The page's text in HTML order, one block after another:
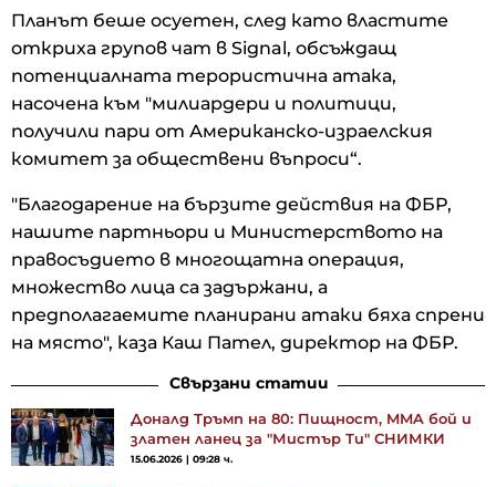
Планът беше осуетен, след като властите
откриха групов чат в Signal, обсъждащ
потенциалната терористична атака,
насочена към "милиардери и политици,
получили пари от Американско-израелския
комитет за обществени въпроси“.
"Благодарение на бързите действия на ФБР,
нашите партньори и Министерството на
правосъдието в многощатна операция,
множество лица са задържани, а
предполагаемите планирани атаки бяха спрени
на място", каза Каш Пател, директор на ФБР.
Свързани статии
Доналд Тръмп на 80: Пищност, MMA бой и
златен ланец за "Мистър Ти" СНИМКИ
15.06.2026 | 09:28 ч.